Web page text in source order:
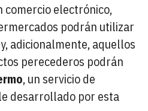
comercio electrónico,
podrán utilizar
adicionalmente, aquellos
perecederos podrán
, un servicio de
desarrollado por esta